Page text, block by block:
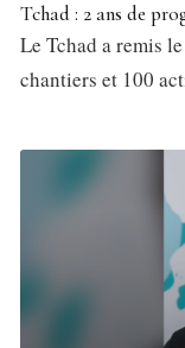
Tchad : 2 ans de
Le Tchad a remis
chantiers et 100